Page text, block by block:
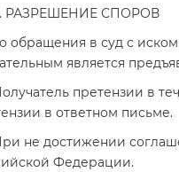
РАЗРЕШЕНИЕ СПОРОВ
обращения в суд с
является
претензии в
в ответном письме.
не достижении
Федерации.